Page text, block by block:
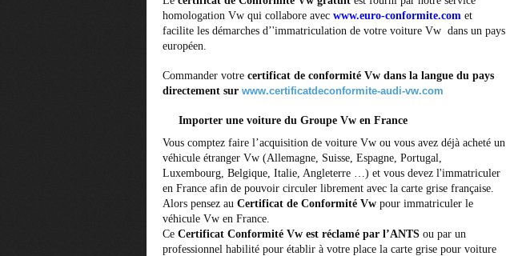
homologation Vw qui collabore avec www.euro-conformite.com et
facilite les démarches d’'immatriculation de votre voiture Vw dans un pays
européen.
Commander votre certificat de conformité Vw dans la langue du pays
directement sur www.certificatdeconformite-audi-vw.com
Importer une voiture du Groupe Vw en France
Vous comptez faire l’acquisition de voiture Vw ou vous avez déjà acheté un
véhicule étranger Vw (Allemagne, Suisse, Espagne, Portugal,
Luxembourg, Belgique, Italie, Angleterre …) et vous devez l'immatriculer
en France afin de pouvoir circuler librement avec la carte grise française.
Alors pensez au Certificat de Conformité Vw pour immatriculer le
véhicule Vw en France.
Ce Certificat Conformité Vw est réclamé par l’ANTS ou par un
professionnel habilité pour établir à votre place la carte grise pour voiture